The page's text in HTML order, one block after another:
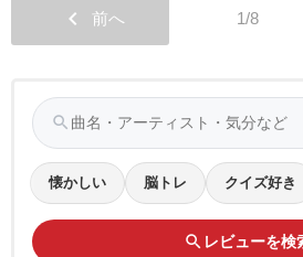
chevron_left 前へ 1/8
search
懐かしい 脳トレ クイズ好き
search レビューを検